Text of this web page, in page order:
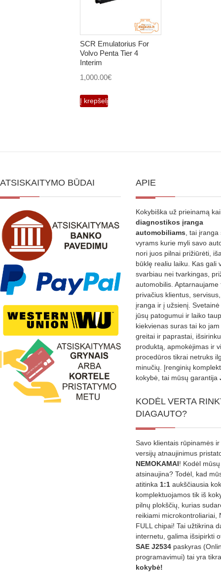
SCR Emulatorius For
Volvo Penta Tier 4
Interim
1,000.00€
Į krepšelį
ATSISKAITYMO BŪDAI APIE
Kokybiška už prieinamą
diagnostikos įranga
automobiliams , tai
vyrams kurie myli savo
nori juos pilnai prižiūrėti,
būklę realiu laiku. Kas gali
svarbiau nei tvarkingas,
automobilis. Aptarnaujame
privačius klientus,
įranga ir į užsienį.
jūsų patogumui ir laiko
kiekvienas suras tai ko
greitai ir paprastai,
produktą, apmokėjimas ir
procedūros tikrai netruks
minučių. Įrenginių
kokybė, tai mūsų garantija
KODĖL VERTA
DIAGAUTO?
Savo klientais rūpinamės
versijų atnaujinimus
NEMOKAMAI! Kodėl
atsinaujina? Todėl, kad
atitinka 1:1 aukščiausia
komplektuojamos tik iš
pilnų plokščių, kurias
reikiami microkontroliariai,
FULL chipai! Tai užtikrina
internetu, galima išsipirkti
SAE J2534 paskyras
programavimui) tai yra
kokybė!